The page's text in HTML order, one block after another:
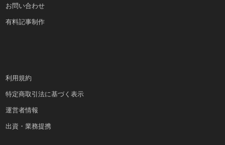
お問い合わせ
有料記事制作
利用規約
特定商取引法に基づく表示
運営者情報
出資・業務提携